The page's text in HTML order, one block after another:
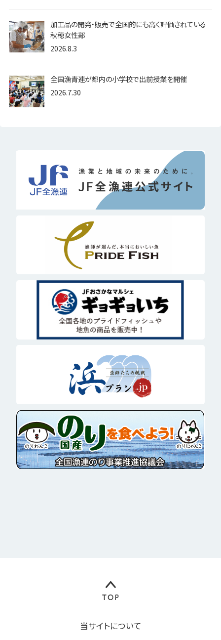
加工品の開発・販売で全国的にも高く評価されている
秋穂女性部
2026.8.3
全国漁青連が都内の小学校で出前授業を開催
2026.7.30
当サイトについて